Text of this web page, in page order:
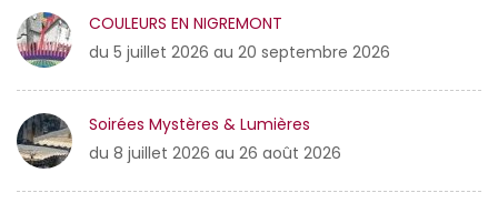
COULEURS EN NIGREMONT
du 5 juillet 2026 au 20 septembre 2026
Soirées Mystères & Lumières
du 8 juillet 2026 au 26 août 2026